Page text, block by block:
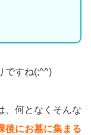
ですね(;^^)
、何となくそんな
後にお墓に集まる